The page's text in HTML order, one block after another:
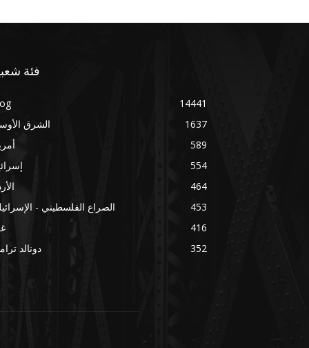
فئة
14441
الشرق
1637
589
554
464
الصراع الفلسطيني -
453
416
دونالد
352